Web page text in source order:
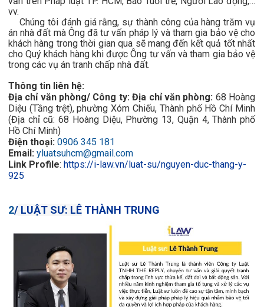
vv.
Chúng tôi đánh giá rằng, sự thành công của hàng trăm vụ
án nhà đất mà Ông đã tư vấn pháp lý và tham gia bảo vệ cho
khách hàng trong thời gian qua sẽ mang đến kết quả tốt nhất
cho Quý khách hàng khi được Ông tư vấn và tham gia bảo vệ
trong các vụ án tranh chấp nhà đất.
Thông tin liên hệ:
Địa chỉ văn phòng/ Công ty:Địa chỉ văn phòng: 68 Hoàng
Diệu (Tầng trệt), phường Xóm Chiếu, Thành phố Hồ Chí Minh
(Địa chỉ cũ: 68 Hoàng Diệu, Phường 13, Quận 4, Thành phố
Hồ Chí Minh)
Điện thoại: 0906 345 181
Email: yluatsuhcm@gmail.com
Link Profile: https://i-law.vn/luat-su/nguyen-duc-thang-y-
925
2/ LUẬT SƯ: LÊ THÀNH TRUNG